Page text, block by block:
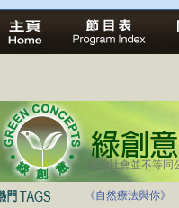
法治社會並不等同
自家教育合法化-
《自然療法與你》